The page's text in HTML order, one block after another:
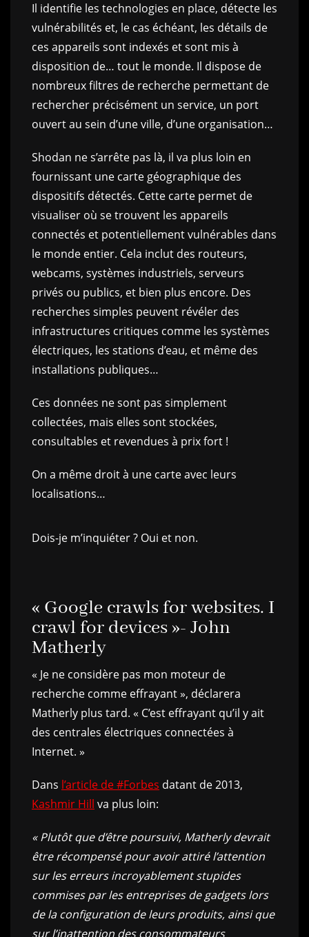
Il identifie les technologies en place, détecte les
vulnérabilités et, le cas échéant, les détails de
ces appareils sont indexés et sont mis à
disposition de… tout le monde. Il dispose de
nombreux filtres de recherche permettant de
rechercher précisément un service, un port
ouvert au sein d’une ville, d’une organisation…
Shodan ne s’arrête pas là, il va plus loin en
fournissant une carte géographique des
dispositifs détectés. Cette carte permet de
visualiser où se trouvent les appareils
connectés et potentiellement vulnérables dans
le monde entier. Cela inclut des routeurs,
webcams, systèmes industriels, serveurs
privés ou publics, et bien plus encore. Des
recherches simples peuvent révéler des
infrastructures critiques comme les systèmes
électriques, les stations d’eau, et même des
installations publiques…
Ces données ne sont pas simplement
collectées, mais elles sont stockées,
consultables et revendues à prix fort !
On a même droit à une carte avec leurs
localisations…
Dois-je m’inquiéter ? Oui et non.
« Google crawls for websites. I
crawl for devices »- John
Matherly
« Je ne considère pas mon moteur de
recherche comme effrayant », déclarera
Matherly plus tard. « C’est effrayant qu’il y ait
des centrales électriques connectées à
Internet. »
Dans l’article de #Forbes datant de 2013,
Kashmir Hill va plus loin:
« Plutôt que d’être poursuivi, Matherly devrait
être récompensé pour avoir attiré l’attention
sur les erreurs incroyablement stupides
commises par les entreprises de gadgets lors
de la configuration de leurs produits, ainsi que
sur l’inattention des consommateurs